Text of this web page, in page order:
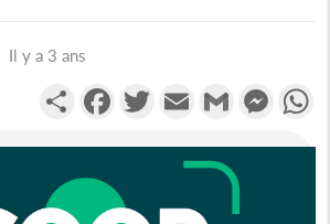
Il y a 3 ans
PartagerFacebookTwitterEmail Gmail